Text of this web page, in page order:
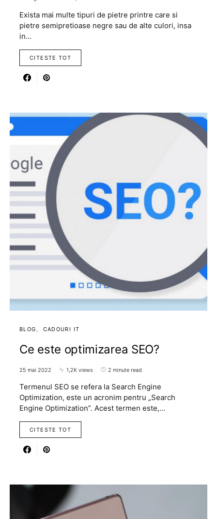
Exista mai multe tipuri de pietre printre care si
pietre semipretioase negre sau de alte culori, insa
in…
CITESTE TOT
BLOG CADOURI IT
Ce este optimizarea SEO?
25 mai 2022 1,2K views 2 minute read
Termenul SEO se refera la Search Engine
Optimization, este un acronim pentru „Search
Engine Optimization”. Acest termen este,…
CITESTE TOT